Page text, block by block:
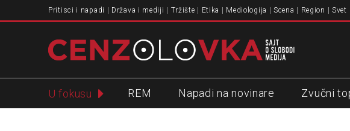
Pritisci i napadi Država i mediji Tržište Etika Mediologija Scena Region Svet
U fokusu REM Napadi na novinare Zvučni